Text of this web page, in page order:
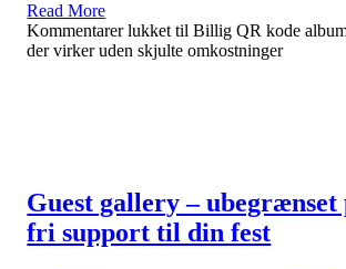
Read More
Kommentarer lukket til Billig QR kode
der virker uden skjulte omkostninger
Guest gallery – ubegrænset
fri support til din fest